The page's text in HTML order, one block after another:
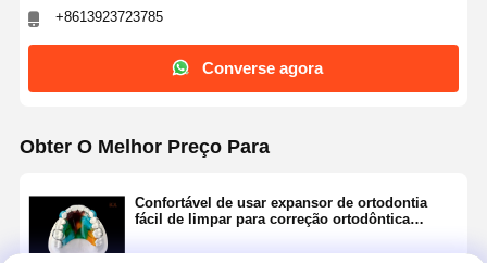
+8613923723785
Converse agora
Obter O Melhor Preço Para
Confortável de usar expansor de ortodontia
fácil de limpar para correção ortodôntica